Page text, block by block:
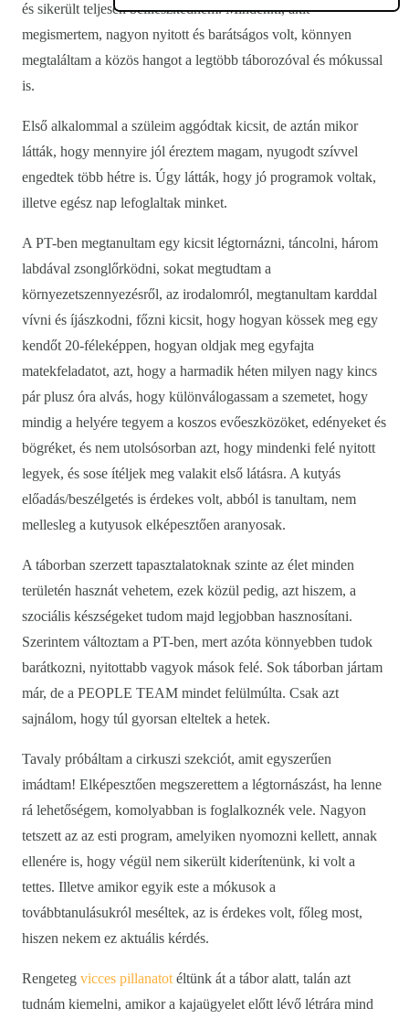
és sikerült teljesen beilleszkednem. Mindenki, akit
megismertem, nagyon nyitott és barátságos volt, könnyen
megtaláltam a közös hangot a legtöbb táborozóval és mókussal
is.
Első alkalommal a szüleim aggódtak kicsit, de aztán mikor
látták, hogy mennyire jól éreztem magam, nyugodt szívvel
engedtek több hétre is. Úgy látták, hogy jó programok voltak,
illetve egész nap lefoglaltak minket.
A PT-ben megtanultam egy kicsit légtornázni, táncolni, három
labdával zsonglőrködni, sokat megtudtam a
környezetszennyezésről, az irodalomról, megtanultam karddal
vívni és íjászkodni, főzni kicsit, hogy hogyan kössek meg egy
kendőt 20-féleképpen, hogyan oldjak meg egyfajta
matekfeladatot, azt, hogy a harmadik héten milyen nagy kincs
pár plusz óra alvás, hogy különválogassam a szemetet, hogy
mindig a helyére tegyem a koszos evőeszközöket, edényeket és
bögréket, és nem utolsósorban azt, hogy mindenki felé nyitott
legyek, és sose ítéljek meg valakit első látásra. A kutyás
előadás/beszélgetés is érdekes volt, abból is tanultam, nem
mellesleg a kutyusok elképesztően aranyosak.
A táborban szerzett tapasztalatoknak szinte az élet minden
területén hasznát vehetem, ezek közül pedig, azt hiszem, a
szociális készségeket tudom majd legjobban hasznosítani.
Szerintem változtam a PT-ben, mert azóta könnyebben tudok
barátkozni, nyitottabb vagyok mások felé. Sok táborban jártam
már, de a PEOPLE TEAM mindet felülmúlta. Csak azt
sajnálom, hogy túl gyorsan elteltek a hetek.
Tavaly próbáltam a cirkuszi szekciót, amit egyszerűen
imádtam! Elképesztően megszerettem a légtornászást, ha lenne
rá lehetőségem, komolyabban is foglalkoznék vele. Nagyon
tetszett az az esti program, amelyiken nyomozni kellett, annak
ellenére is, hogy végül nem sikerült kiderítenünk, ki volt a
tettes. Illetve amikor egyik este a mókusok a
továbbtanulásukról meséltek, az is érdekes volt, főleg most,
hiszen nekem ez aktuális kérdés.
Rengeteg vicces pillanatotéltünk át a tábor alatt, talán azt
tudnám kiemelni, amikor a kajaügyelet előtt lévő létrára mind